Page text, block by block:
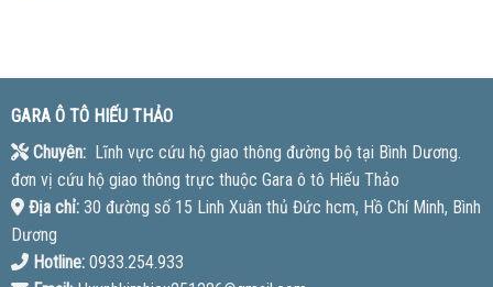
GARA Ô TÔ HIẾU THẢO
Chuyên:Lĩnh vực cứu hộ giao thông đường bộ tại Bình Dương.
đơn vị cứu hộ giao thông trực thuộc Gara ô tô Hiếu Thảo
Địa chỉ:30 đường số 15 Linh Xuân thủ Đức hcm, Hồ Chí Minh, Bình
Dương
Hotline:0933.254.933